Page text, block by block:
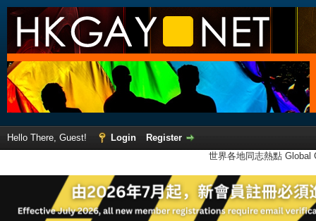
Hello There, Guest! Login
Register
世界各地同志熱點